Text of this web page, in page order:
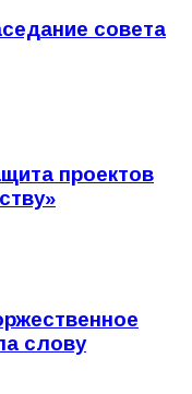
совета
проектов
слову